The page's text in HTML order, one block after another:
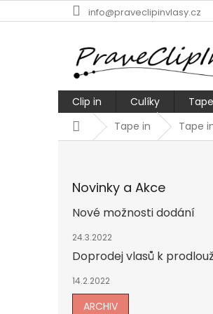
na
info@praveclipinvlasy.cz
Clip in Culíky
DomůTape in Tape
Novinky a Akce
Nové možnosti dodání
24.3.2022
Doprodej vlasů k
14.2.2022
ARCHIV